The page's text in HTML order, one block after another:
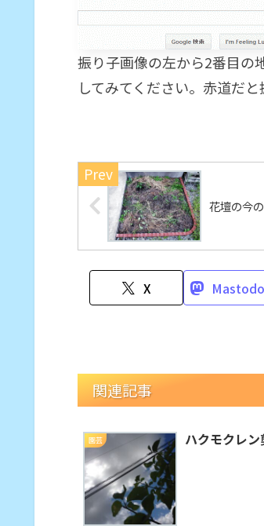
振り子画像の左から2番目の
してみてください。赤道だ
花壇の今
X
関連記事
園芸 ハクモクレン